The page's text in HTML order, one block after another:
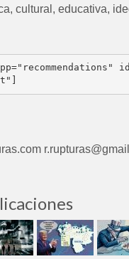
cultural, educativa,